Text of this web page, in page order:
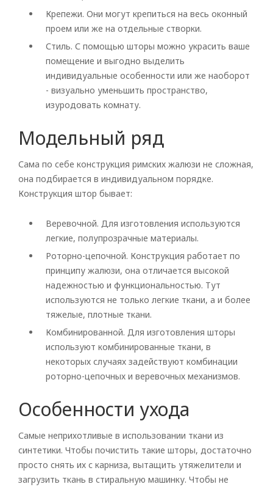
Рулонные
Горизонтальные
Римские
Крепежи. Они могут крепиться на весь оконный
проем или же на отдельные створки.
Стиль. С помощью шторы можно украсить ваше
помещение и выгодно выделить
индивидуальные особенности или же наоборот
- визуально уменьшить пространство,
изуродовать комнату.
Модельный ряд
Сама по себе конструкция римских жалюзи не сложная,
она подбирается в индивидуальном порядке.
Конструкция штор бывает:
Веревочной. Для изготовления используются
легкие, полупрозрачные материалы.
Роторно-цепочной. Конструкция работает по
принципу жалюзи, она отличается высокой
надежностью и функциональностью. Тут
используются не только легкие ткани, а и более
тяжелые, плотные ткани.
Комбинированной. Для изготовления шторы
используют комбинированные ткани, в
некоторых случаях задействуют комбинации
роторно-цепочных и веревочных механизмов.
Особенности ухода
Самые неприхотливые в использовании ткани из
синтетики. Чтобы почистить такие шторы, достаточно
просто снять их с карниза, вытащить утяжелители и
загрузить ткань в стиральную машинку. Чтобы не